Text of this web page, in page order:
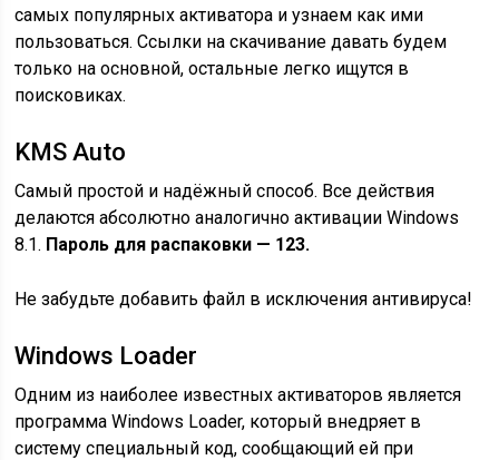
самых популярных активатора и узнаем как ими
пользоваться. Ссылки на скачивание давать будем
только на основной, остальные легко ищутся в
поисковиках.
KMS Auto
Самый простой и надёжный способ. Все действия
делаются абсолютно аналогично активации Windows
8.1. Пароль для распаковки — 123.
Не забудьте добавить файл в исключения антивируса!
Windows Loader
Одним из наиболее известных активаторов является
программа Windows Loader, который внедряет в
систему специальный код, сообщающий ей при